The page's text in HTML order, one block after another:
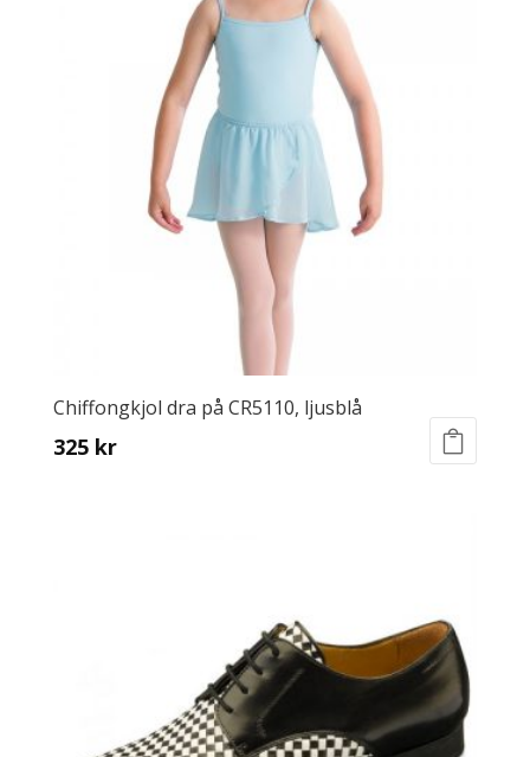
Chiffongkjol dra på CR5110, ljusblå
325 kr